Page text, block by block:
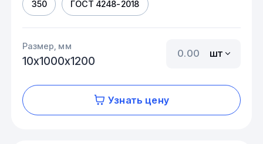
350 ГОСТ 4248-2018
Размер, мм
10х1000х1200
шт
Узнать цену